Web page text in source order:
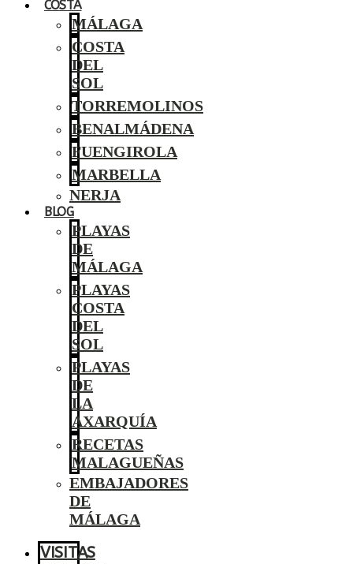
COSTA
MÁLAGA
COSTA
DEL
SOL
TORREMOLINOS
BENALMÁDENA
FUENGIROLA
MARBELLA
NERJA
BLOG
PLAYAS
DE
MÁLAGA
PLAYAS
COSTA
DEL
SOL
PLAYAS
DE
LA
AXARQUÍA
RECETAS
MALAGUEÑAS
EMBAJADORES
DE
MÁLAGA
VISITAS